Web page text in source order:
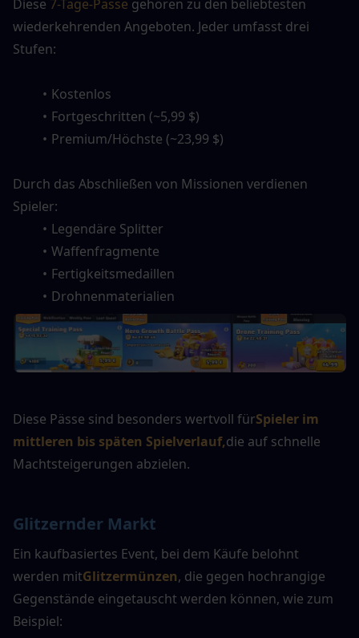
Diese 7-Tage-Pässe gehören zu den beliebtesten
wiederkehrenden Angeboten. Jeder umfasst drei
Stufen:
Kostenlos
Fortgeschritten (~5,99 $)
Premium/Höchste (~23,99 $)
Durch das Abschließen von Missionen verdienen
Spieler:
Legendäre Splitter
Waffenfragmente
Fertigkeitsmedaillen
Drohnenmaterialien
Diese Pässe sind besonders wertvoll fürSpieler im
mittleren bis späten Spielverlauf,die auf schnelle
Machtsteigerungen abzielen.
Glitzernder Markt
Ein kaufbasiertes Event, bei dem Käufe belohnt
werden mitGlitzermünzen, die gegen hochrangige
Gegenstände eingetauscht werden können, wie zum
Beispiel: